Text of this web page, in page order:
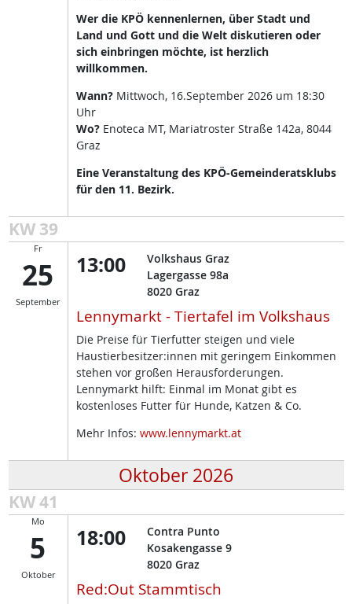
Wer die KPÖ kennenlernen, über Stadt und
Land und Gott und die Welt diskutieren oder
sich einbringen möchte, ist herzlich
willkommen.
Wann?Mittwoch, 16.September 2026 um 18:30
Uhr
Wo?Enoteca MT, Mariatroster Straße 142a, 8044
Graz
Eine Veranstaltung des KPÖ-Gemeinderatsklubs
für den 11. Bezirk.
KW 39
Fr
25
September
13:00
Volkshaus Graz
Lagergasse 98a
8020 Graz
Lennymarkt - Tiertafel im Volkshaus
Die Preise für Tierfutter steigen und viele
Haustierbesitzer:innen mit geringem Einkommen
stehen vor großen Herausforderungen.
Lennymarkt hilft: Einmal im Monat gibt es
kostenloses Futter für Hunde, Katzen & Co.
Mehr Infos: www.lennymarkt.at
Oktober 2026
KW 41
Mo
5
Oktober
18:00
Contra Punto
Kosakengasse 9
8020 Graz
Red:Out Stammtisch